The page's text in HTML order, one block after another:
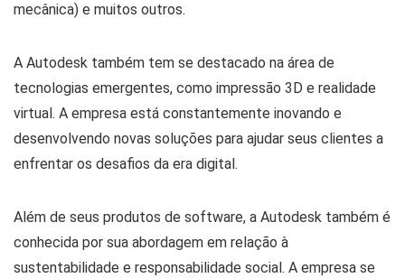
mecânica) e muitos outros.
A Autodesk também tem se destacado na área de
tecnologias emergentes, como impressão 3D e realidade
virtual. A empresa está constantemente inovando e
desenvolvendo novas soluções para ajudar seus clientes a
enfrentar os desafios da era digital.
Além de seus produtos de software, a Autodesk também é
conhecida por sua abordagem em relação à
sustentabilidade e responsabilidade social. A empresa se